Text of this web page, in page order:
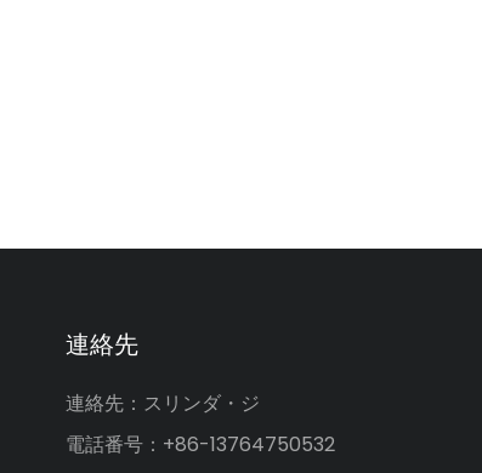
連絡先
連絡先：スリンダ・ジ
電話番号：+86-13764750532